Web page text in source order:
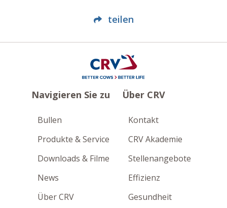
teilen
Navigieren Sie zu
Bullen
Produkte & Service
Downloads & Filme
News
Über CRV
Über CRV
Kontakt
CRV Akademie
Stellenangebote
Effizienz
Gesundheit